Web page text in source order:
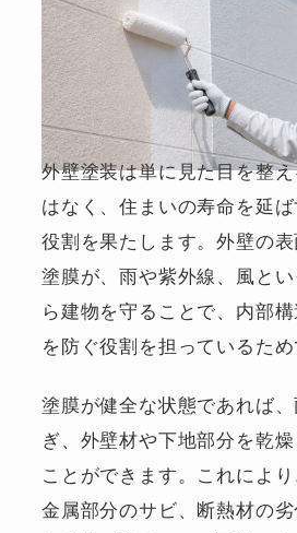
外壁塗装は単に見た目を整
はなく、住まいの寿命を延
役割を果たします。外壁の
塗膜が、雨や紫外線、風と
ら建物を守ることで、内部
を防ぐ役割を担っているため
塗膜が健全な状態であれば
ぎ、外壁材や下地部分を乾
ことができます。これによ
金属部分のサビ、断熱材の